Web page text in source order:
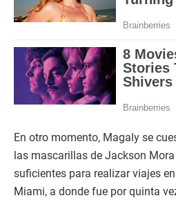
En otro momento, Magaly se
las mascarillas de Jackson
suficientes para realizar viajes
Miami, a donde fue por quinta